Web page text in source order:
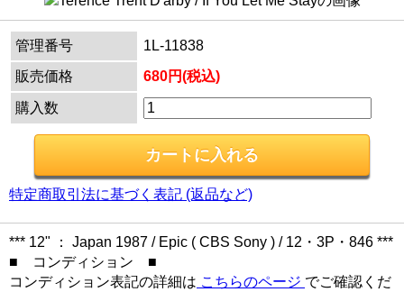
管理番号
1L-11838
販売価格
680円(税込)
購入数
特定商取引法に基づく表記 (返品など)
*** 12" ： Japan 1987 / Epic ( CBS Sony ) / 12・3P・846 ***
■ コンディション ■
コンディション表記の詳細は こちらのページ でご確認くだ